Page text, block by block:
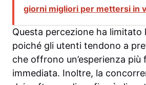
giorni migliori per mettersi in
Questa percezione ha limitato
poiché gli utenti tendono a
che offrono un’esperienza più
immediata. Inoltre, la